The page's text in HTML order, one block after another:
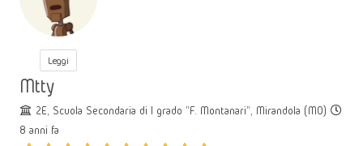
Leggi
Mtty
2E, Scuola Secondaria di I grado "F. Montanari", Mirandola (MO)
8 anni fa